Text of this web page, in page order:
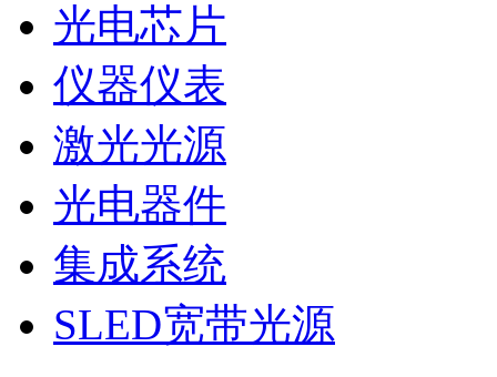
光电芯片
仪器仪表
激光光源
光电器件
集成系统
SLED宽带光源